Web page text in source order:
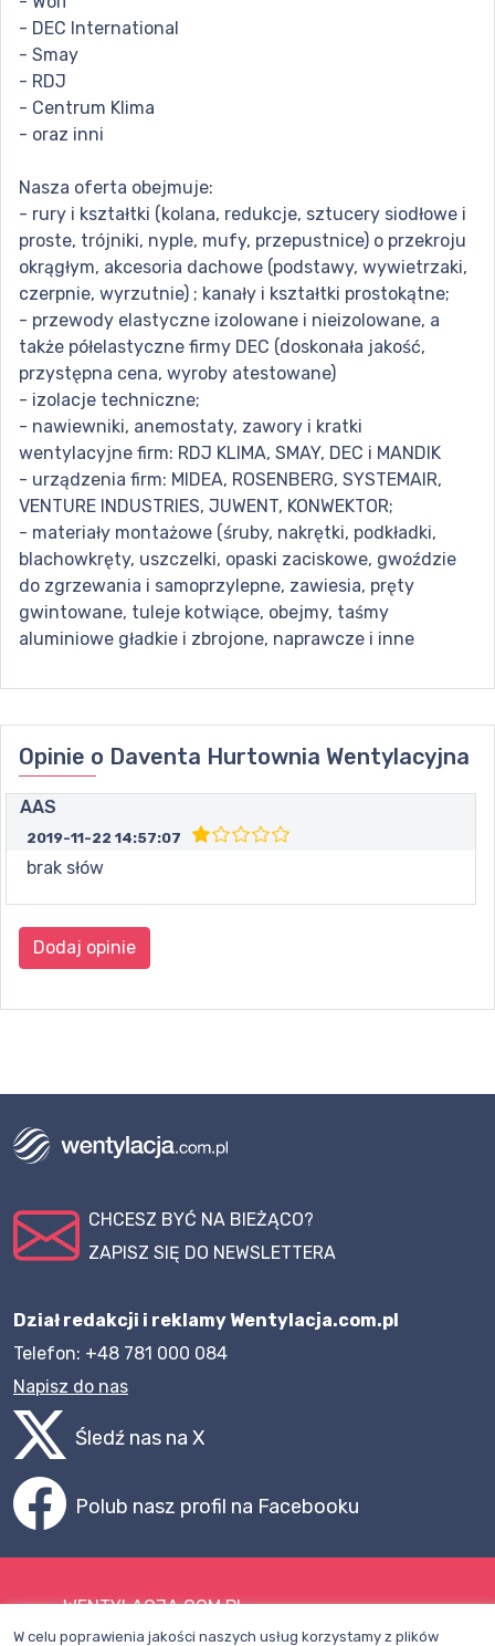
- DEC International
- Smay
- RDJ
- Centrum Klima
- oraz inni
Nasza oferta obejmuje:
- rury i kształtki (kolana, redukcje, sztucery siodłowe i
proste, trójniki, nyple, mufy, przepustnice) o przekroju
okrągłym, akcesoria dachowe (podstawy, wywietrzaki,
czerpnie, wyrzutnie) ; kanały i kształtki prostokątne;
- przewody elastyczne izolowane i nieizolowane, a
także półelastyczne firmy DEC (doskonała jakość,
przystępna cena, wyroby atestowane)
- izolacje techniczne;
- nawiewniki, anemostaty, zawory i kratki
wentylacyjne firm: RDJ KLIMA, SMAY, DEC i MANDIK
- urządzenia firm: MIDEA, ROSENBERG, SYSTEMAIR,
VENTURE INDUSTRIES, JUWENT, KONWEKTOR;
- materiały montażowe (śruby, nakrętki, podkładki,
blachowkręty, uszczelki, opaski zaciskowe, gwoździe
do zgrzewania i samoprzylepne, zawiesia, pręty
gwintowane, tuleje kotwiące, obejmy, taśmy
aluminiowe gładkie i zbrojone, naprawcze i inne
Opinie o Daventa Hurtownia Wentylacyjna
AAS
2019-11-22 14:57:07
brak słów
Dodaj opinie
CHCESZ BYĆ NA BIEŻĄCO?
ZAPISZ SIĘ DO NEWSLETTERA
Dział redakcji i reklamy Wentylacja.com.pl
Telefon: +48 781 000 084
Napisz do nas
Śledź nas na X
Polub nasz profil na Facebooku
WENTYLACJA.COM.PL
W celu poprawienia jakości naszych usług korzystamy z plików